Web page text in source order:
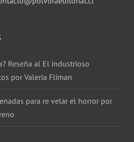
Reseña al El industrioso
por Valeria Fliman
para re velar el horror por